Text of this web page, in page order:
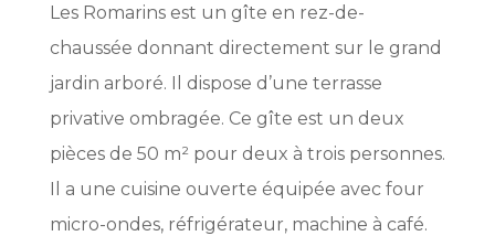
​Les Romarins est un gîte en rez-de-
chaussée donnant directement sur le grand
jardin arboré. Il dispose d’une terrasse
privative ombragée. Ce gîte est un deux
pièces de 50 m² pour deux à trois personnes.
Il a une cuisine ouverte équipée avec four
micro-ondes, réfrigérateur, machine à café.